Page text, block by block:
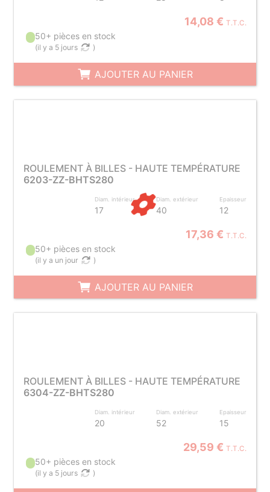
14,08 € T.T.C.
50+ pièces en stock
(il y a 5 jours )
AJOUTER AU PANIER
ROULEMENT À BILLES - HAUTE TEMPÉRATURE
6203-ZZ-BHTS280
Diam. intérieur
17
Diam. extérieur
40
Epaisseur
12
17,36 € T.T.C.
50+ pièces en stock
(il y a un jour )
AJOUTER AU PANIER
ROULEMENT À BILLES - HAUTE TEMPÉRATURE
6304-ZZ-BHTS280
Diam. intérieur
20
Diam. extérieur
52
Epaisseur
15
29,59 € T.T.C.
50+ pièces en stock
(il y a 5 jours )